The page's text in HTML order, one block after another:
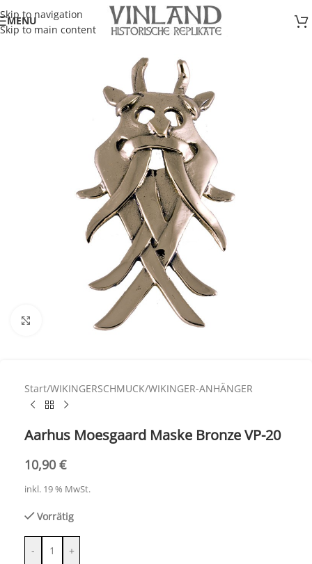
Skip to navigation
Skip to main content
MENU
Click to enlarge
Start/WIKINGERSCHMUCK/WIKINGER-ANHÄNGER
Aarhus Moesgaard Maske Bronze VP-20
10,90 €
inkl. 19 % MwSt.
Vorrätig
- +